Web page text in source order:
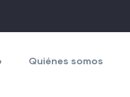
Quiénes somos